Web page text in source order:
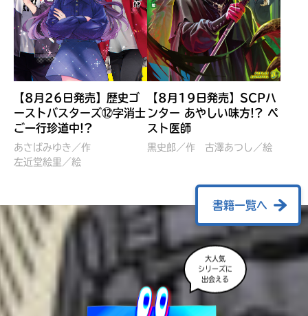
ぼくたちのマインクラフト
冒険記 エンチャント剣
VS暴走モブ
営委員会／協力
レッツゴー！まいぜんシス
ターズ とつぜん、王様に
佐久間さのすけ／絵
【8月26日発売】歴史ゴ
ーストバスターズ⑫字消士
ご一行珍道中!?
あさばみゆき／作
左近堂絵里／絵
【8月19日発売】SCPハ
ンター あやしい味方!? ペ
スト医師
黒史郎／作 古澤あつし／絵
書籍一覧へ
大人気
シリーズに
出会える